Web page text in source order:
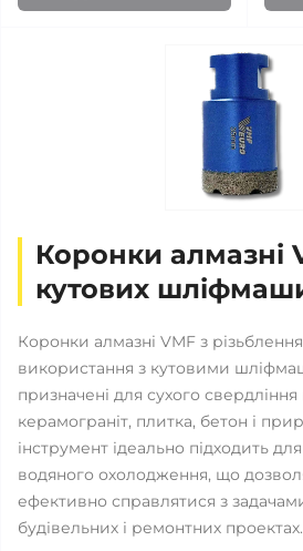
Коронки алмазні
кутових
Коронки алмазні VMF з
використання з кутовими
призначені для сухого свердління
керамограніт, плитка, бетон і
інструмент ідеально підходить
водяного охолодження, що
ефективно справлятися з
будівельних і ремонтних проектах.